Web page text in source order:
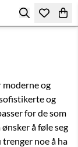
moderne og
og
for de som
å føle seg
noe å ha